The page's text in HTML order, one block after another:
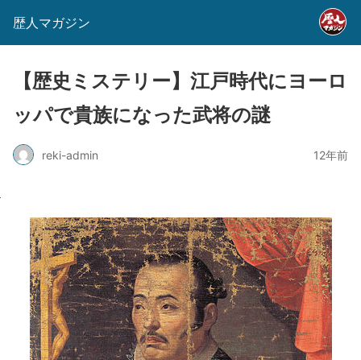
歴人マガジン
【歴史ミステリー】江戸時代にヨーロ
ッパで貴族になった武将の謎
reki-admin 12年前